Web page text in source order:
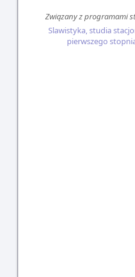
Związany z programami
Slawistyka, studia
pierwszego